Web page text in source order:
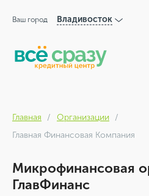
Ваш город Владивосток
Главная
Организации
Главная Финансовая Компания
Микрофинансовая
ГлавФинанс